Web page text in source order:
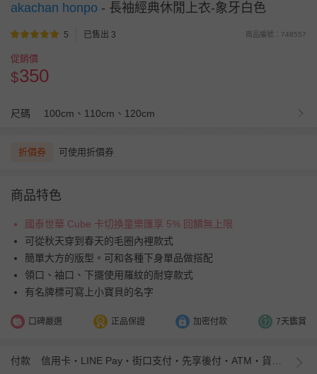
akachan honpo - 長袖經典休閒上衣-象牙白色
5 已售出 3 商品編號：748557
促銷價
$350
尺碼 100cm、110cm、120cm
折價券 可使用折價券
商品特色
國泰世華 Cube 卡切換童樂匯享 5% 回饋無上限
可從秋天穿到春天的毛圈內裡款式
簡單大方的版型。可和各種下身單品做搭配
領口、袖口、下擺使用羅紋的耐穿款式
有名牌標可寫上小寶貝的名字
口碑嚴選 正品保證 加密付款 7天鑑賞
付款